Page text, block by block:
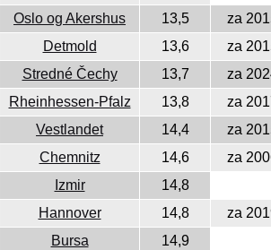
Oslo og Akershus 13,5
za
Detmold 13,6
za
Stredné Čechy 13,7
za
Rheinhessen-Pfalz 13,8
za
Vestlandet 14,4
za
Chemnitz 14,6
za
Izmir
14,8
Hannover 14,8
za
Bursa
14,9